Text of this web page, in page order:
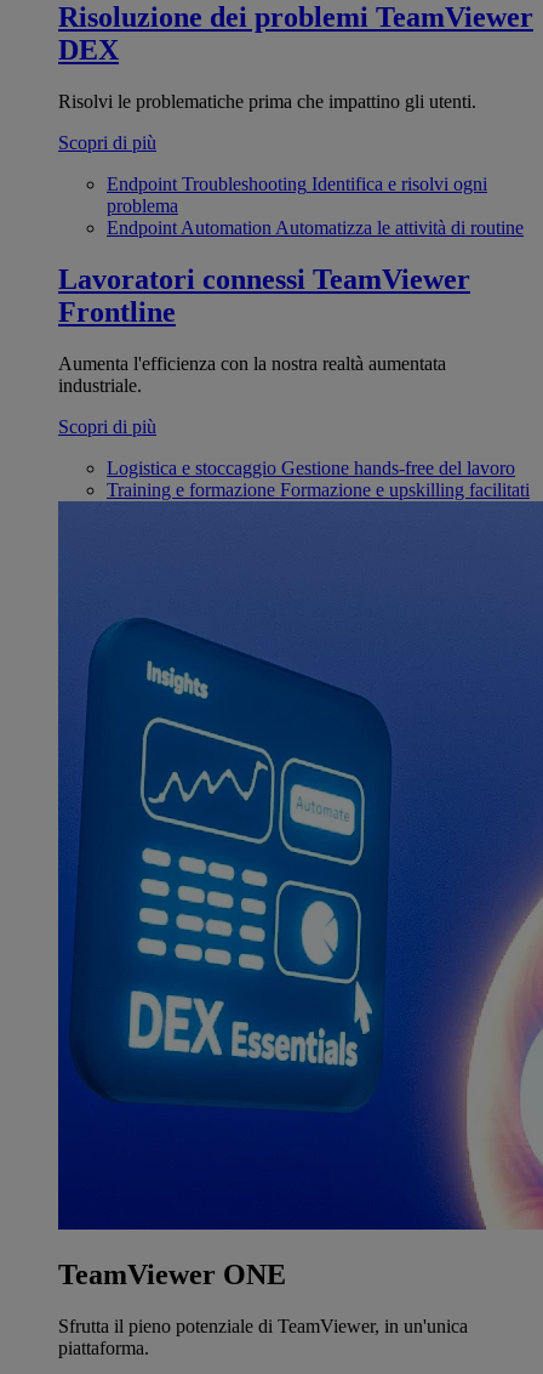
Risoluzione dei problemi TeamViewer
DEX
Risolvi le problematiche prima che impattino gli utenti.
Scopri di più
Endpoint Troubleshooting Identifica e risolvi ogni
problema
Endpoint Automation Automatizza le attività di routine
Lavoratori connessi TeamViewer
Frontline
Aumenta l'efficienza con la nostra realtà aumentata
industriale.
Scopri di più
Logistica e stoccaggio Gestione hands-free del lavoro
Training e formazione Formazione e upskilling facilitati
TeamViewer ONE
Sfrutta il pieno potenziale di TeamViewer, in un'unica
piattaforma.